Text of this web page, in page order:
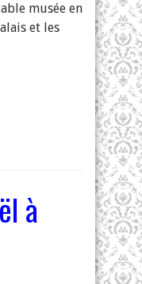
musée en
et les
à